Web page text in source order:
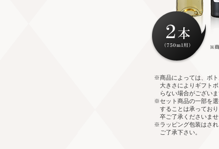
※商品によっては、ボ
大きさによりギフト
らない場合がござい
※セット商品の一部を
することは承ってお
卒ご了承くださいま
※ラッピング包装はさ
ご了承下さい。